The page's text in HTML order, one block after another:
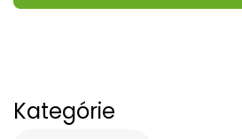
Kategórie